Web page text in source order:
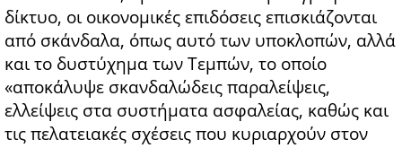
δίκτυο, οι οικονομικές επιδόσεις επισκιάζονται
από σκάνδαλα, όπως αυτό των υποκλοπών, αλλά
και το δυστύχημα των Τεμπών, το οποίο
«αποκάλυψε σκανδαλώδεις παραλείψεις,
ελλείψεις στα συστήματα ασφαλείας, καθώς και
τις πελατειακές σχέσεις που κυριαρχούν στον